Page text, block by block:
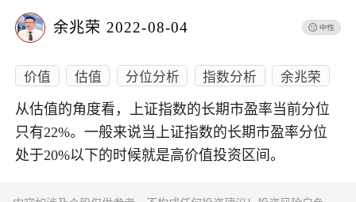
余兆荣 2022-08-04
价值 估值 分位分析 指数分析 余兆荣
从估值的角度看，上证指数的长期市盈率当前分位
只有22%。一般来说当上证指数的长期市盈率分位
处于20%以下的时候就是高价值投资区间。